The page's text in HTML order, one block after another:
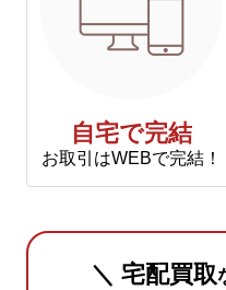
自宅で完結
お取引はWEBで完結！
＼ 宅配買取